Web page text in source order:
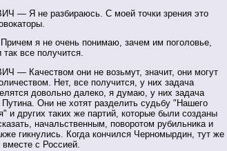
— Я не разбираюсь. С моей точки зрения это
я не очень понимаю, зачем им поголовье,
так все получится.
— Качеством они не возьмут, значит, они могут
Нет, все получится, у них задача
довольно далеко, я думаю, у них задача
Они не хотят разделить судьбу "Нашего
и других таких же партий, которые были созданы
начальственным, поворотом рубильника и
гикнулись. Когда кончился Черномырдин, тут же
с Россией.